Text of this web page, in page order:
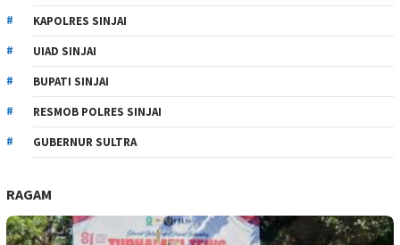
KAPOLRES SINJAI
UIAD SINJAI
BUPATI SINJAI
RESMOB POLRES SINJAI
GUBERNUR SULTRA
RAGAM